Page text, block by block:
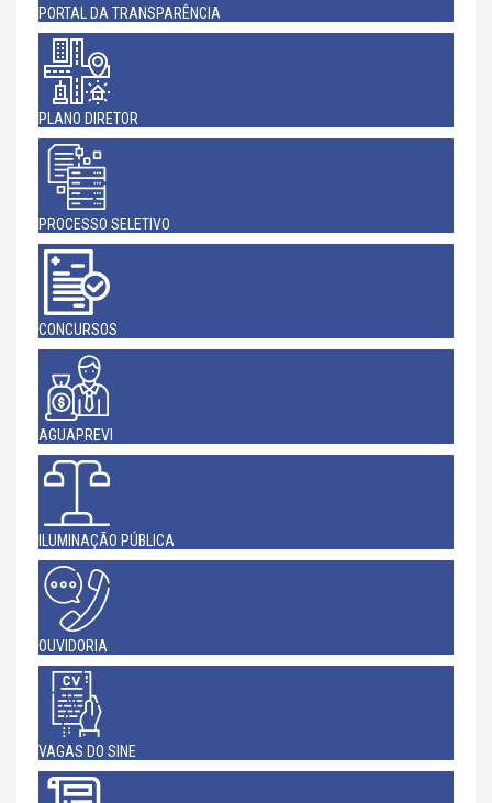
PORTAL DA TRANSPARÊNCIA
PLANO DIRETOR
PROCESSO SELETIVO
CONCURSOS
AGUAPREVI
ILUMINAÇÃO PÚBLICA
OUVIDORIA
VAGAS DO SINE